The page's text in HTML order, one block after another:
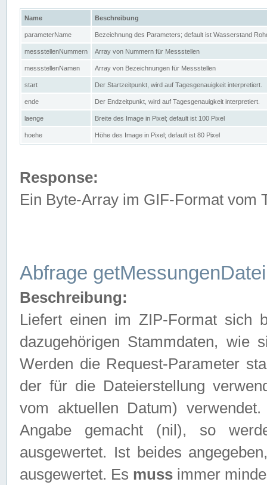
Name Beschreibung
parameterName Bezeichnung des Parameters; default ist Wasserstand
messstellenNummern Array von Nummern für Messstellen
messstellenNamen Array von Bezeichnungen für Messstellen
start Der Startzeitpunkt, wird auf Tagesgenauigkeit interpretiert.
ende Der Endzeitpunkt, wird auf Tagesgenauigkeit interpretiert.
laenge Breite des Image in Pixel; default ist 100 Pixel
hoehe Höhe des Image in Pixel; default ist 80 Pixel
Response:
Ein Byte-Array im GIF-Format vom
Abfrage getMessungenDatei
Beschreibung:
Liefert einen im ZIP-Format sich
dazugehörigen Stammdaten, wie
Werden die Request-Parameter
der für die Dateierstellung
vom aktuellen Datum)
Angabe gemacht (nil), so
ausgewertet. Ist beides
ausgewertet. Es muss immer